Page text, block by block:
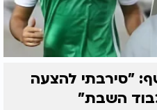
"סירבתי להצעה
השבת"